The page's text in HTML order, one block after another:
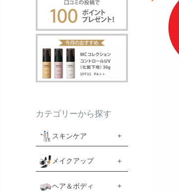
カテゴリーから探す
スキンケア
メイクアップ
ヘア＆ボディ